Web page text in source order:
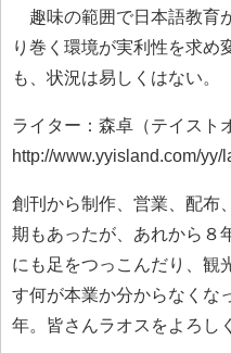
趣味の範囲で日本語教育
り巻く環境が実利性を求め
も、状況は易しくはない。
ライター：森卓（テイスト
http://www.yyisland.com/yy/
創刊から制作、営業、配布
期もあったが、あれから８
にも足をつっこんだり、観
す何が本業か分からなくな
年。皆さんラオスをよろし